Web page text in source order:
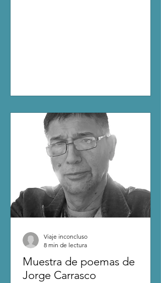
Muestra de poemas de
Jorge Carrasco
Viaje inconcluso
8 min de lectura